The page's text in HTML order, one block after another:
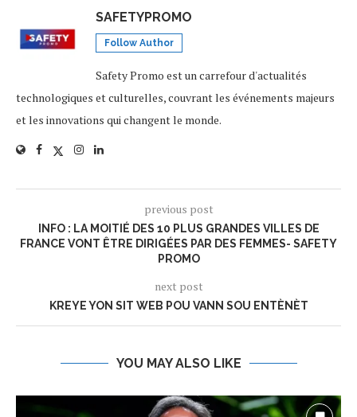
SAFETYPROMO
Follow Author
Safety Promo est un carrefour d'actualités
technologiques et culturelles, couvrant les événements majeurs
et les innovations qui changent le monde.
previous post
INFO : LA MOITIÉ DES 10 PLUS GRANDES VILLES DE
FRANCE VONT ÊTRE DIRIGÉES PAR DES FEMMES- SAFETY
PROMO
next post
KREYE YON SIT WEB POU VANN SOU ENTÈNÈT
YOU MAY ALSO LIKE